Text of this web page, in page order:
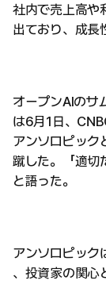
社内で売上高や
出ており、成長
オープンAIのサ
は6月1日、
アンソロピック
蹴した。「適切
と語った。
アンソロピック
、投資家の関心